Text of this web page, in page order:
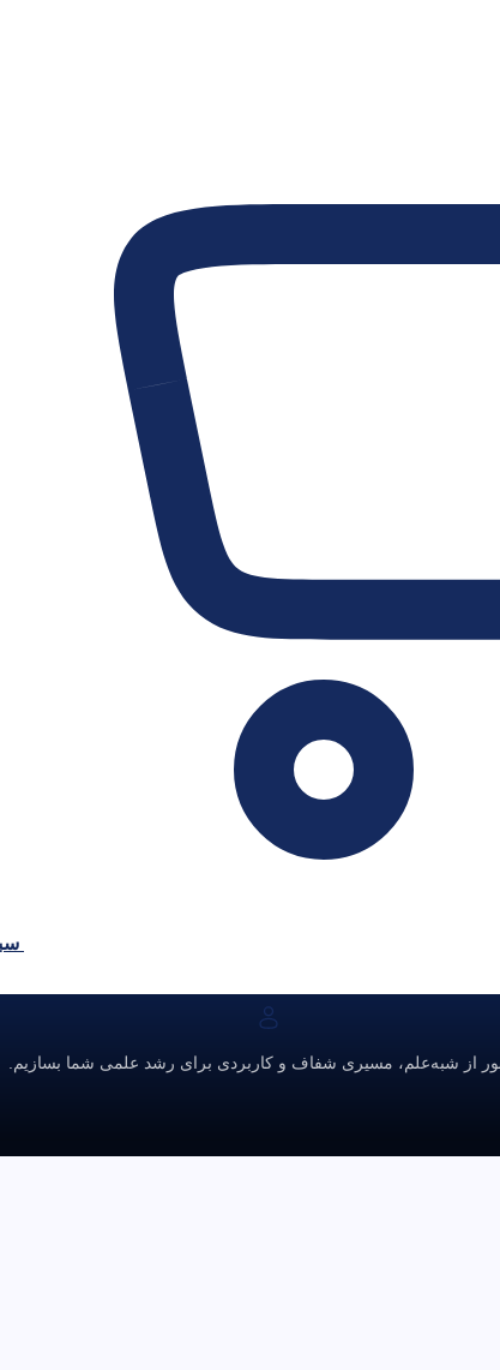
از شبه‌علم، مسیری شفاف و کاربردی برای رشد علمی شما بسازیم.